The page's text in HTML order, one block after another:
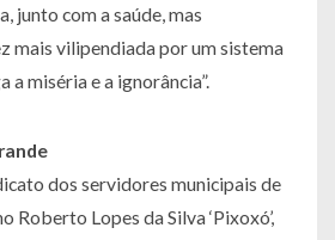
junto com a saúde, mas
mais vilipendiada por um sistema
miséria e a ignorância”.
dos servidores municipais de
Roberto Lopes da Silva ‘Pixoxó’,